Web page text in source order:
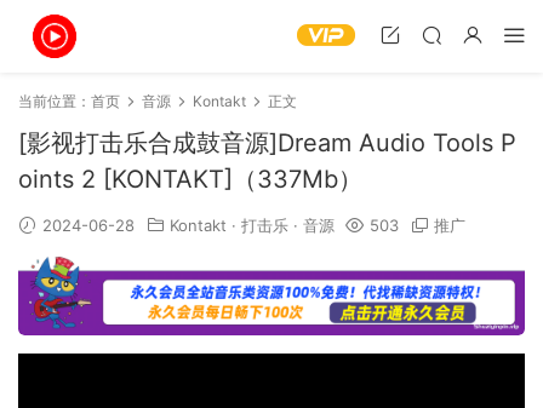
当前位置： 首页 音源 Kontakt 正文
[影视打击乐合成鼓音源]Dream Audio Tools P
oints 2 [KONTAKT]（337Mb）
2024-06-28 Kontakt · 打击乐 · 音源 503 推广